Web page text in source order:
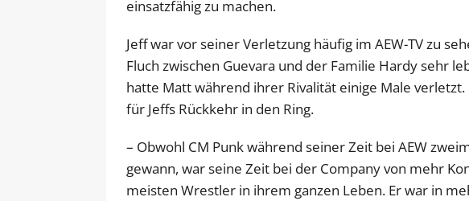
einsatzfähig zu machen.
Jeff war vor seiner Verletzung häufig im AEW-TV zu
Fluch zwischen Guevara und der Familie Hardy sehr
hatte Matt während ihrer Rivalität einige Male
für Jeffs Rückkehr in den Ring.
– Obwohl CM Punk während seiner Zeit bei AEW
gewann, war seine Zeit bei der Company von mehr
meisten Wrestler in ihrem ganzen Leben. Er war in